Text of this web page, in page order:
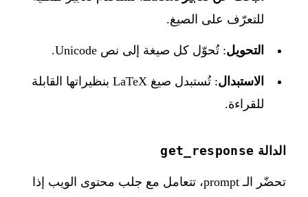
للتعرّف على الصيغ.
التحويل: تُحوّل كل صيغة إلى نص Unicode.
الاستبدال
: تُستبدل صيغ LaTeX بنظيراتها القابلة
للقراءة.
الدالة get_response
تحضّر الـ prompt، تتعامل مع جلب محتوى الويب إذا